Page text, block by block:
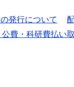
発行について
公費・科研費払い